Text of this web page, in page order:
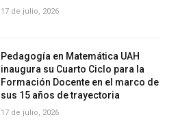
17 de julio, 2026
Pedagogía en Matemática UAH
inaugura su Cuarto Ciclo para la
Formación Docente en el marco de
sus 15 años de trayectoria
17 de julio, 2026